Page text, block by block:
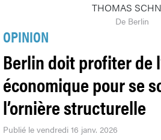
THOMAS
De Berlin
OPINION
Berlin doit profiter de
économique pour se
l’ornière structurelle
Publié le vendredi 16 janv. 2026